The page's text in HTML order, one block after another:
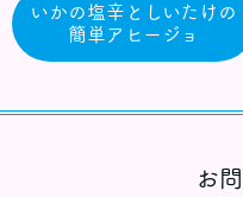
いかの塩辛としいたけの
簡単アヒージョ
お